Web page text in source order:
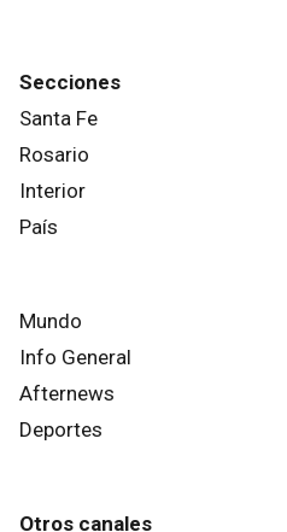
Secciones
Santa Fe
Rosario
Interior
País
Mundo
Info General
Afternews
Deportes
Otros canales